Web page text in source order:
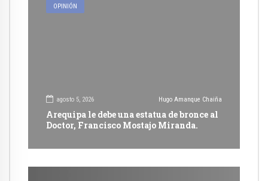
OPINIÓN
agosto 5, 2026 Hugo Amanque Chaiña
Arequipa le debe una estatua de bronce al
Doctor, Francisco Mostajo Miranda.